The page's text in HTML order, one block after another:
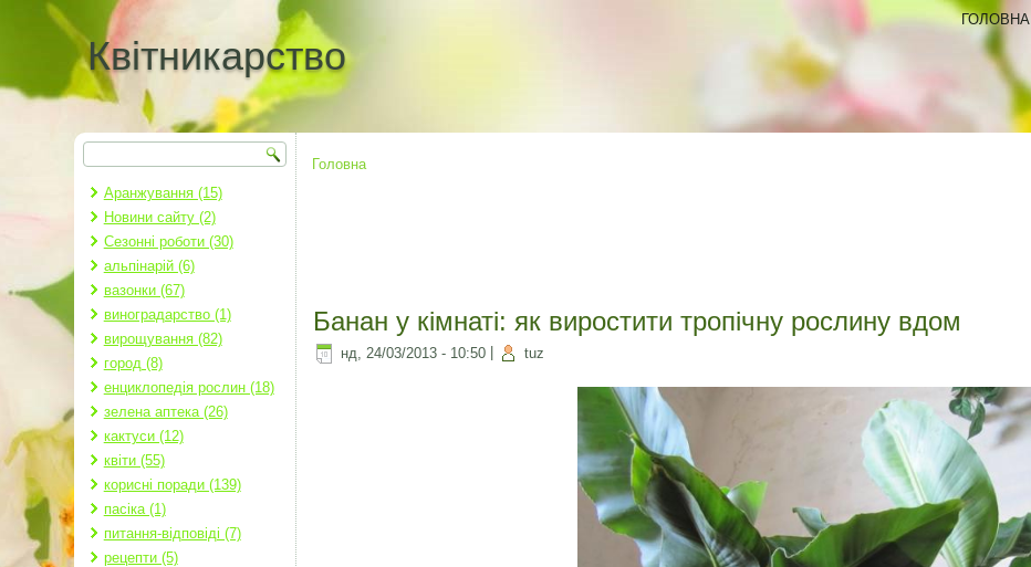
Квітникарство
ГОЛОВНА
Пошукова форма
Пошук
Аранжування (15)
Новини сайту (2)
Сезонні роботи (30)
альпінарій (6)
вазонки (67)
виноградарство (1)
вирощування (82)
город (8)
енциклопедія рослин (18)
зелена аптека (26)
кактуси (12)
квіти (55)
корисні поради (139)
пасіка (1)
питання-відповіді (7)
рецепти (5)
Ви є тут
Головна
Банан у кімнаті: як виростити тропічну рослину вдом
нд, 24/03/2013 - 10:50 tuz